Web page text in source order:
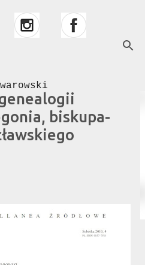
zawartości
biskupa-